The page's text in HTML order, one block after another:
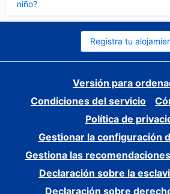
niño?
Registra tu
Versión para
Condiciones del servicio
Política de
Gestionar la configuración
Gestiona las
Declaración sobre la
Declaración sobre